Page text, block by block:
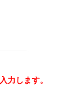
力します。